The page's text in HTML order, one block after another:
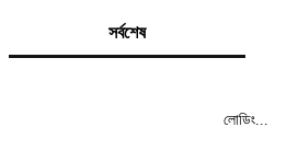
সর্বশেষ
লোডিং...